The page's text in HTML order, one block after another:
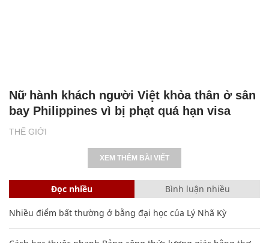
THẾ GIỚI
Nữ hành khách người Việt khỏa thân ở sân
bay Philippines vì bị phạt quá hạn visa
XEM THÊM BÀI VIẾT
Đọc nhiều Bình luận nhiều
Nhiều điểm bất thường ở bằng đại học của Lý Nhã Kỳ